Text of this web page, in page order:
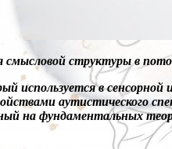
смысловой структуры в
используется в
аутистического
на фундаментальных